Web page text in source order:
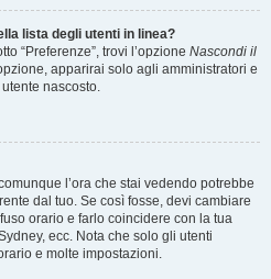
lista degli utenti in linea?
“Preferenze”, trovi l’opzione Nascondi il
apparirai solo agli amministratori e
nascosto.
l’ora che stai vedendo potrebbe
dal tuo. Se così fosse, devi cambiare
orario e farlo coincidere con la tua
ecc. Nota che solo gli utenti
e molte impostazioni.